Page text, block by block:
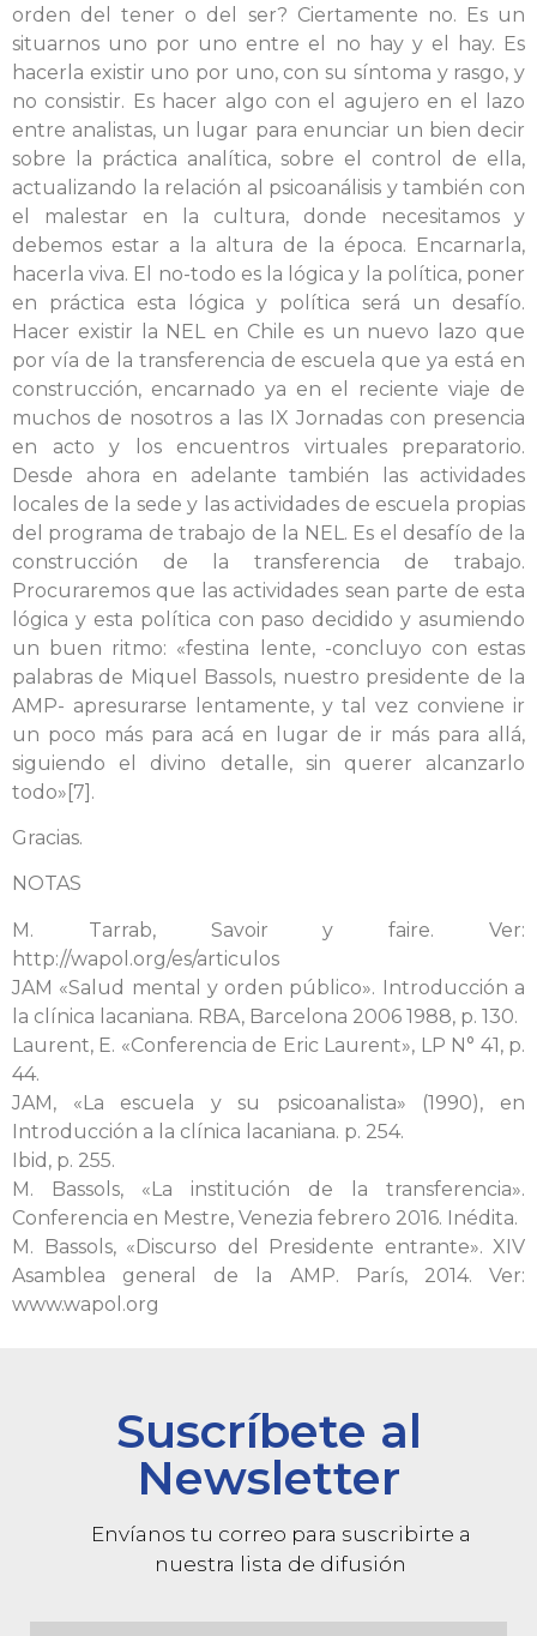
orden del tener o del ser? Ciertamente no. Es un
situarnos uno por uno entre el no hay y el hay. Es
hacerla existir uno por uno, con su síntoma y rasgo, y
no consistir. Es hacer algo con el agujero en el lazo
entre analistas, un lugar para enunciar un bien decir
sobre la práctica analítica, sobre el control de ella,
actualizando la relación al psicoanálisis y también con
el malestar en la cultura, donde necesitamos y
debemos estar a la altura de la época. Encarnarla,
hacerla viva. El no-todo es la lógica y la política, poner
en práctica esta lógica y política será un desafío.
Hacer existir la NEL en Chile es un nuevo lazo que
por vía de la transferencia de escuela que ya está en
construcción, encarnado ya en el reciente viaje de
muchos de nosotros a las IX Jornadas con presencia
en acto y los encuentros virtuales preparatorio.
Desde ahora en adelante también las actividades
locales de la sede y las actividades de escuela propias
del programa de trabajo de la NEL. Es el desafío de la
construcción de la transferencia de trabajo.
Procuraremos que las actividades sean parte de esta
lógica y esta política con paso decidido y asumiendo
un buen ritmo: «festina lente, -concluyo con estas
palabras de Miquel Bassols, nuestro presidente de la
AMP- apresurarse lentamente, y tal vez conviene ir
un poco más para acá en lugar de ir más para allá,
siguiendo el divino detalle, sin querer alcanzarlo
todo»[7].
Gracias.
NOTAS
M. Tarrab, Savoir y faire. Ver:
http://wapol.org/es/articulos
JAM «Salud mental y orden público». Introducción a
la clínica lacaniana. RBA, Barcelona 2006 1988, p. 130.
Laurent, E. «Conferencia de Eric Laurent», LP N° 41, p.
44.
JAM, «La escuela y su psicoanalista» (1990), en
Introducción a la clínica lacaniana. p. 254.
Ibid, p. 255.
M. Bassols, «La institución de la transferencia».
Conferencia en Mestre, Venezia febrero 2016. Inédita.
M. Bassols, «Discurso del Presidente entrante». XIV
Asamblea general de la AMP. París, 2014. Ver:
www.wapol.org
Suscríbete al
Newsletter
Envíanos tu correo para suscribirte a
nuestra lista de difusión